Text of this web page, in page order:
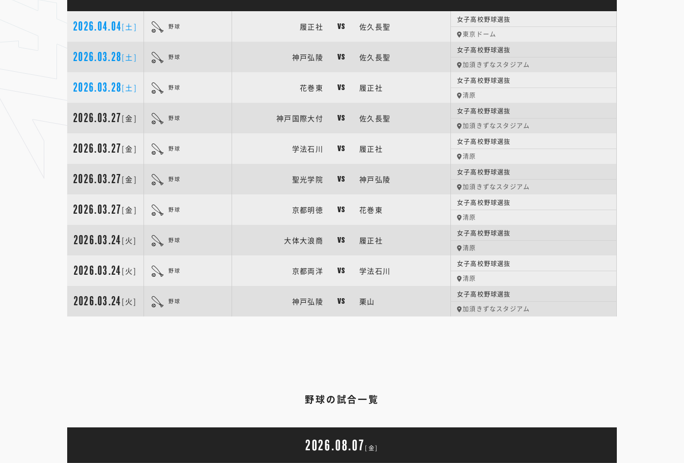
2026.04.04[土] 野球 履正社 VS 佐久長聖
女子高校野球選抜
東京ドーム
2026.03.28[土] 野球 神戸弘陵 VS 佐久長聖
女子高校野球選抜
加須きずなスタジアム
2026.03.28[土] 野球 花巻東 VS 履正社
女子高校野球選抜
清原
2026.03.27[金] 野球 神戸国際大付 VS 佐久長聖
女子高校野球選抜
加須きずなスタジアム
2026.03.27[金] 野球 学法石川 VS 履正社
女子高校野球選抜
清原
2026.03.27[金] 野球 聖光学院 VS 神戸弘陵
女子高校野球選抜
加須きずなスタジアム
2026.03.27[金] 野球 京都明徳 VS 花巻東
女子高校野球選抜
清原
2026.03.24 [火] 野球 大体大浪商 VS 履正社
女子高校野球選抜
清原
2026.03.24 [火] 野球 京都両洋 VS 学法石川
女子高校野球選抜
清原
2026.03.24 [火] 野球 神戸弘陵 VS 栗山
女子高校野球選抜
加須きずなスタジアム
野球の試合一覧
2026.08.07 [金]